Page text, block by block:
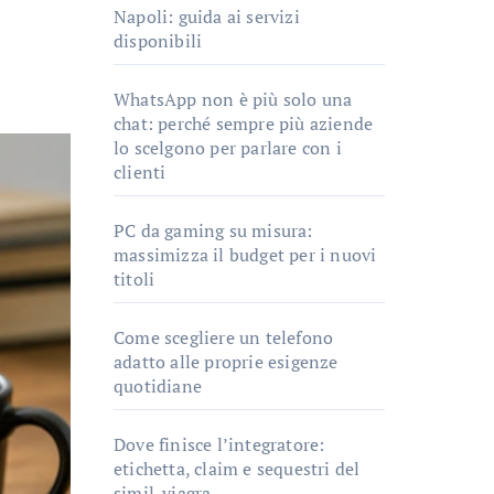
Napoli: guida ai servizi
disponibili
WhatsApp non è più solo una
chat: perché sempre più aziende
lo scelgono per parlare con i
clienti
PC da gaming su misura:
massimizza il budget per i nuovi
titoli
Come scegliere un telefono
adatto alle proprie esigenze
quotidiane
Dove finisce l’integratore:
etichetta, claim e sequestri del